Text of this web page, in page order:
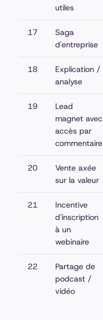
utiles
17
Saga
d'entreprise
18
Explication /
analyse
19
Lead
magnet avec
accès par
commentaire
20
Vente axée
sur la valeur
21
Incentive
d'inscription
à un
webinaire
22
Partage de
podcast /
vidéo